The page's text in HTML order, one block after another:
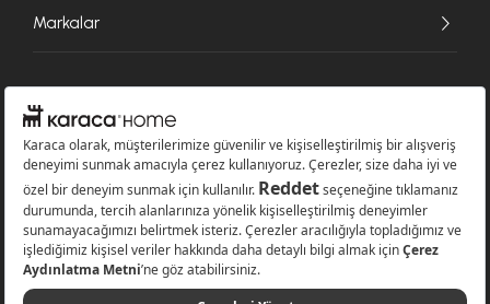
Markalar
© 2026 Karaca Home Collection Tekstil Sanayi ve Ticaret A.Ş. - Tüm hakları
saklıdır.